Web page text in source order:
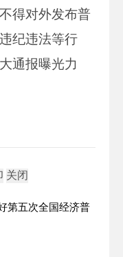
得对外发布普
纪违法等行
通报曝光力
第五次全国经济普